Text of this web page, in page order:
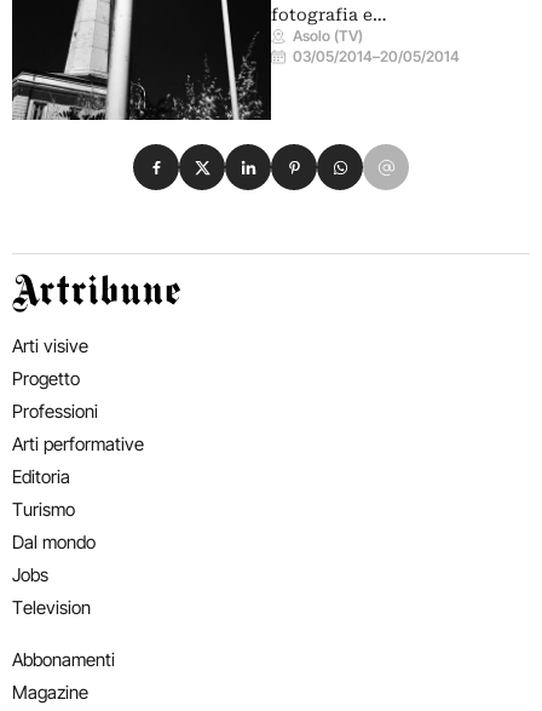
fotografia e…
Asolo (TV)
03/05/2014–20/05/2014
Condividi su Facebook
Condividi su X
Condividi su LinkedIn
Condividi su Pinterest
Condividi su WhatsApp
Condividi su Email
Artribune
Arti visive
Progetto
Professioni
Arti performative
Editoria
Turismo
Dal mondo
Jobs
Television
Abbonamenti
Magazine